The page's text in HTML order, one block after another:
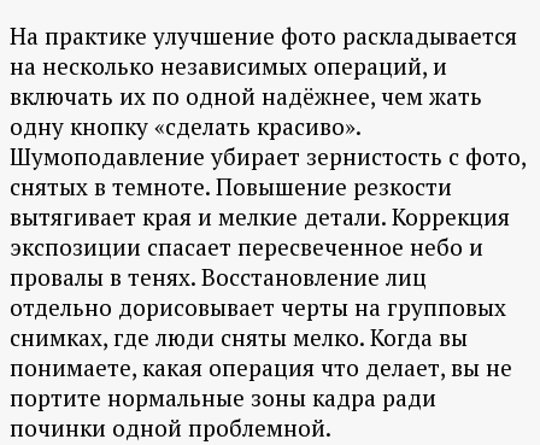
На практике улучшение фото раскладывается
на несколько независимых операций, и
включать их по одной надёжнее, чем жать
одну кнопку «сделать красиво».
Шумоподавление убирает зернистость с фото,
снятых в темноте. Повышение резкости
вытягивает края и мелкие детали. Коррекция
экспозиции спасает пересвеченное небо и
провалы в тенях. Восстановление лиц
отдельно дорисовывает черты на групповых
снимках, где люди сняты мелко. Когда вы
понимаете, какая операция что делает, вы не
портите нормальные зоны кадра ради
починки одной проблемной.